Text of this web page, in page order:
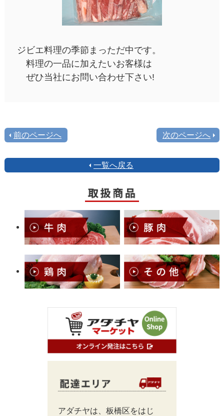
ジビエ料理の季節まっただ中です。
料理の一品に加えたいお客様は
ぜひ当社にお問い合わせ下さい!
前のページへ 次のページへ
一覧へ戻る
アダチヤは、板橋区をはじ